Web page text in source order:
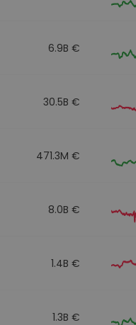
6.9B €
30.5B €
471.3M €
8.0B €
1.4B €
1.3B €